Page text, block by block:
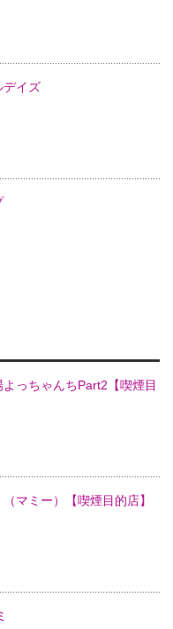
デイズ
よっちゃんちPart2【喫煙目
マミー）【喫煙目的店】